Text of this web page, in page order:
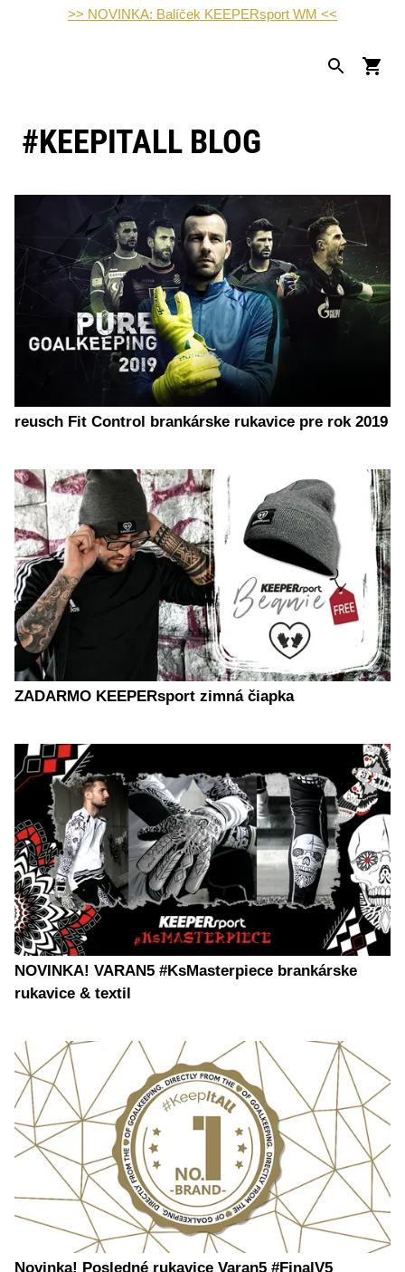
>> NOVINKA: Balíček KEEPERsport WM <<
#KEEPITALL BLOG
reusch Fit Control brankárske rukavice pre rok 2019
ZADARMO KEEPERsport zimná čiapka
NOVINKA! VARAN5 #KsMasterpiece brankárske
rukavice & textil
Novinka! Posledné rukavice Varan5 #FinalV5